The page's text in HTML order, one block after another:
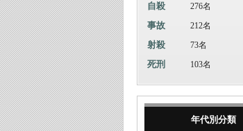
自殺 276名
事故 212名
射殺 73名
死刑 103名
年代別分類